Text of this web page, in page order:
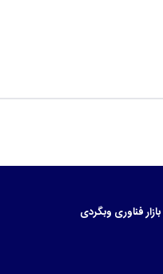
بازارفناوری وبگردی